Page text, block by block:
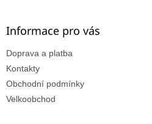
Informace pro vás
Doprava a platba
Kontakty
Obchodní podmínky
Velkoobchod